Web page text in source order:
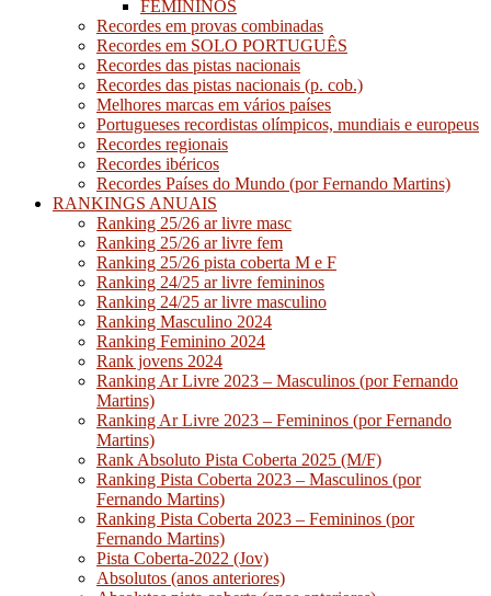
FEMININOS
Recordes em provas combinadas
Recordes em SOLO PORTUGUÊS
Recordes das pistas nacionais
Recordes das pistas nacionais (p. cob.)
Melhores marcas em vários países
Portugueses recordistas olímpicos, mundiais e europeus
Recordes regionais
Recordes ibéricos
Recordes Países do Mundo (por Fernando Martins)
RANKINGS ANUAIS
Ranking 25/26 ar livre masc
Ranking 25/26 ar livre fem
Ranking 25/26 pista coberta M e F
Ranking 24/25 ar livre femininos
Ranking 24/25 ar livre masculino
Ranking Masculino 2024
Ranking Feminino 2024
Rank jovens 2024
Ranking Ar Livre 2023 – Masculinos (por Fernando
Martins)
Ranking Ar Livre 2023 – Femininos (por Fernando
Martins)
Rank Absoluto Pista Coberta 2025 (M/F)
Ranking Pista Coberta 2023 – Masculinos (por
Fernando Martins)
Ranking Pista Coberta 2023 – Femininos (por
Fernando Martins)
Pista Coberta-2022 (Jov)
Absolutos (anos anteriores)